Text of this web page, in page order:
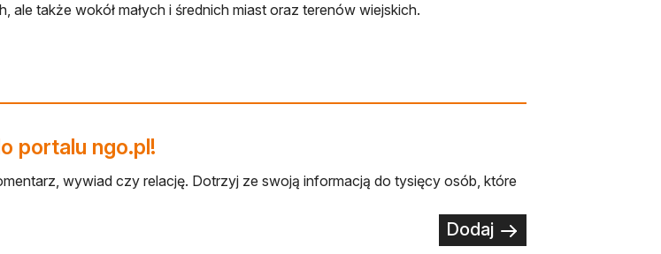
ale także wokół małych i średnich miast oraz terenów wiejskich.
portalu ngo.pl!
wywiad czy relację. Dotrzyj ze swoją informacją do tysięcy osób, które
Dodaj